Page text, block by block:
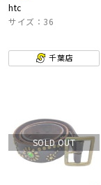
htc
サイズ：36
千葉店
SOLD OUT